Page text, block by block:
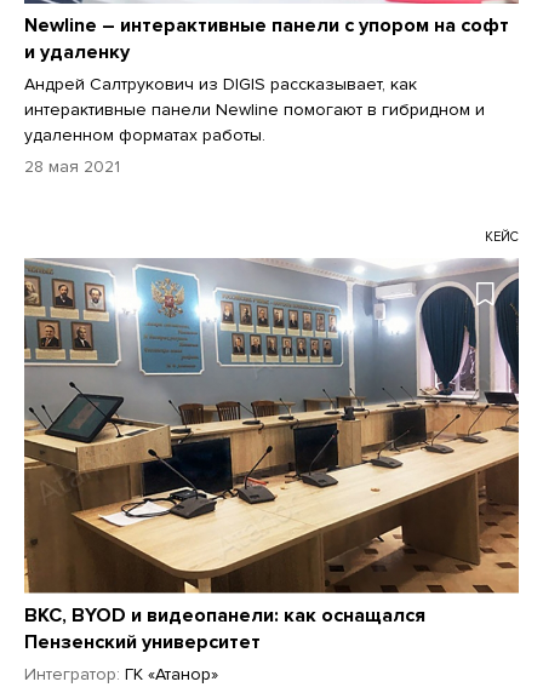
Newline – интерактивные панели с упором на софт
и удаленку
Андрей Салтрукович из DIGIS рассказывает, как
интерактивные панели Newline помогают в гибридном и
удаленном форматах работы.
28 мая 2021
КЕЙС
ВКС, BYOD и видеопанели: как оснащался
Пензенский университет
Интегратор: ГК «Атанор»